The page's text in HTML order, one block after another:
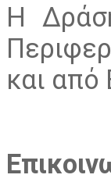
Η
και από